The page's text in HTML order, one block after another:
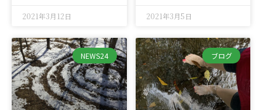
2021年3月12日 2021年3月5日
NEWS24 ブログ